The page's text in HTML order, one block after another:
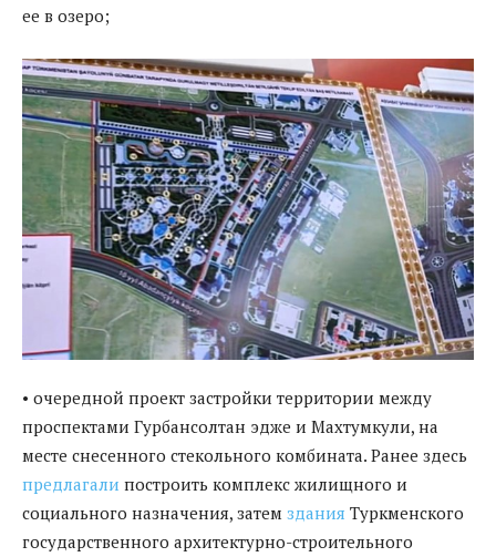
ее в озеро;
• очередной проект застройки территории между
проспектами Гурбансолтан эдже и Махтумкули, на
месте снесенного стекольного комбината. Ранее здесь
предлагали построить комплекс жилищного и
социального назначения, затем здания Туркменского
государственного архитектурно-строительного